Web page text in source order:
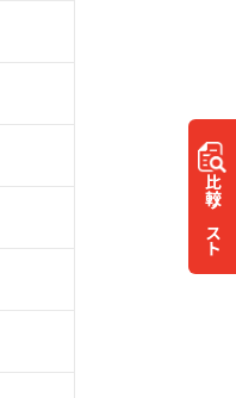
比較
リスト